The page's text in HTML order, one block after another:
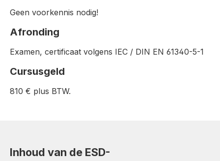
Geen voorkennis nodig!
Afronding
Examen, certificaat volgens IEC / DIN EN 61340-5-1
Cursusgeld
810 € plus BTW.
Inhoud van de ESD-